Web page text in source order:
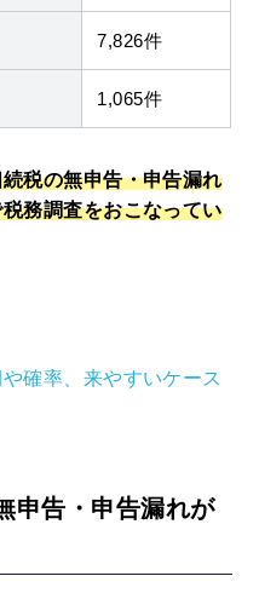
7,826件
1,065件
税の無申告・申告漏れ
務調査をおこなってい
確率、来やすいケース
申告・申告漏れが